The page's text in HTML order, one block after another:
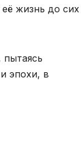
жизнь до сих
эпохи, в